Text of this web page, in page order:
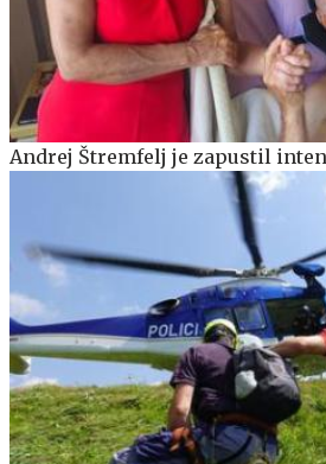
Andrej Štremfelj je zapustil